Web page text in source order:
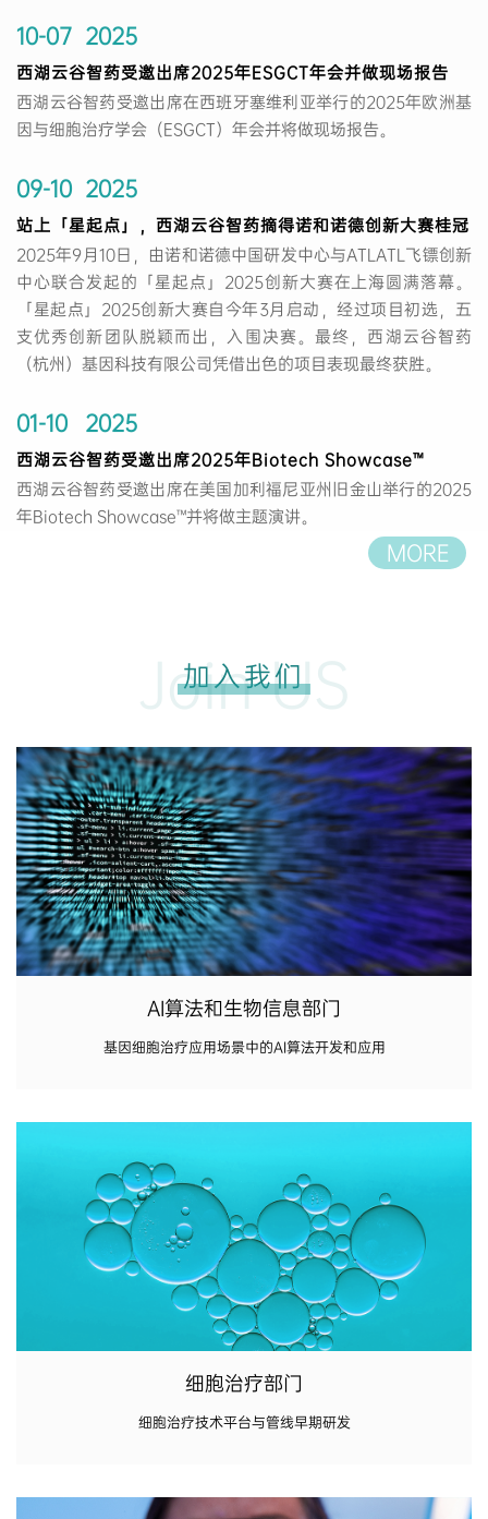
10-07 2025
西湖云谷智药受邀出席2025年ESGCT年会并做现场报告
西湖云谷智药受邀出席在西班牙塞维利亚举行的2025年欧洲基
因与细胞治疗学会（ESGCT）年会并将做现场报告。
09-10 2025
站上「星起点」，西湖云谷智药摘得诺和诺德创新大赛桂冠
2025年9月10日，由诺和诺德中国研发中心与ATLATL飞镖创新
中心联合发起的「星起点」2025创新大赛在上海圆满落幕。
「星起点」2025创新大赛自今年3月启动，经过项目初选，五
支优秀创新团队脱颖而出，入围决赛。最终，西湖云谷智药
（杭州）基因科技有限公司凭借出色的项目表现最终获胜。
01-10 2025
西湖云谷智药受邀出席2025年Biotech Showcase™
西湖云谷智药受邀出席在美国加利福尼亚州旧金山举行的2025
年Biotech Showcase™并将做主题演讲。
MORE
加入我们
Join US
AI算法和生物信息部门
基因细胞治疗应用场景中的AI算法开发和应用
细胞治疗部门
细胞治疗技术平台与管线早期研发